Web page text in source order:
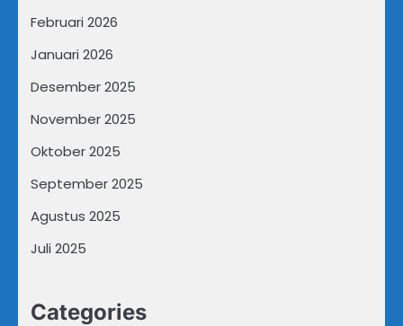
Februari 2026
Januari 2026
Desember 2025
November 2025
Oktober 2025
September 2025
Agustus 2025
Juli 2025
Categories